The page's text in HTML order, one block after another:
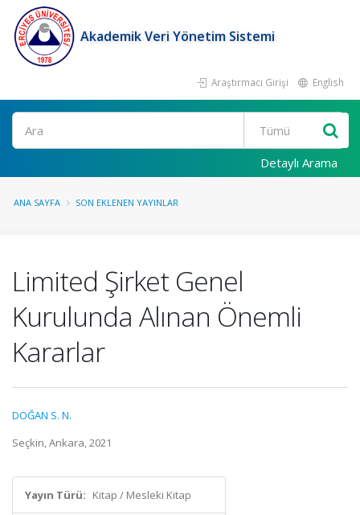
Akademik Veri Yönetim Sistemi
Araştırmacı Girişi English
Ara
Detaylı Arama
ANA SAYFA SON EKLENEN YAYINLAR
Limited Şirket Genel
Kurulunda Alınan Önemli
Kararlar
DOĞAN S. N.
Seçkin, Ankara, 2021
Yayın Türü: Kitap / Mesleki Kitap